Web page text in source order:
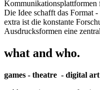
Kommunikationsplattformen
Die Idee schafft das Format
extra ist die konstante
Ausdrucksformen eine
what and who.
games - theatre - digital